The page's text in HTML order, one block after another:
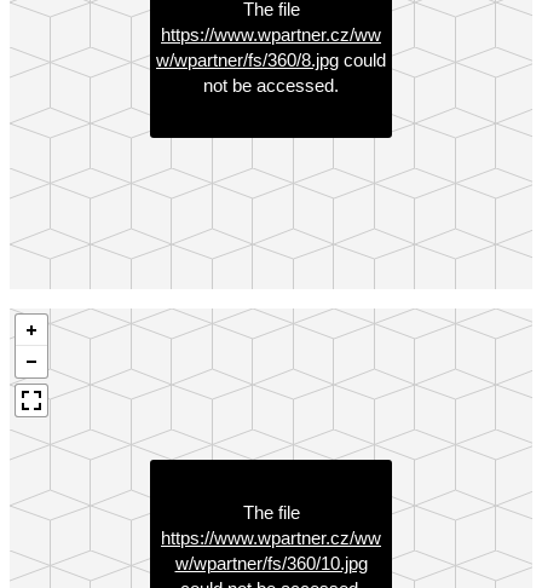
The file
https://www.wpartner.cz/ww
w/wpartner/fs/360/8.jpg could
not be accessed.
The file
https://www.wpartner.cz/ww
w/wpartner/fs/360/10.jpg